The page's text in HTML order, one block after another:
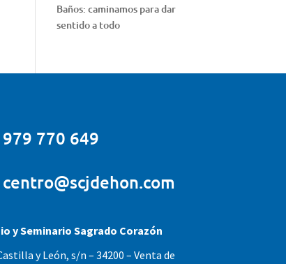
Baños: caminamos para dar
sentido a todo
979 770 649
centro@scjdehon.com
y Seminario Sagrado Corazón
y León, s/n – 34200 – Venta de